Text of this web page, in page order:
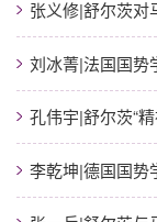
孔伟宇|舒尔茨“
李乾坤|德国国势